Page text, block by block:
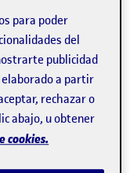
tener el
organizar tu
y, además,
tienes
, los estudios en
para poder
del
publicidad
elaborado a partir
rechazar o
abajo, u obtener
cookies.